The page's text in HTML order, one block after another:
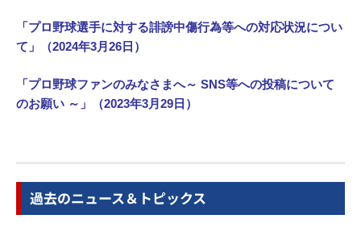
「プロ野球選手に対する誹謗中傷行為等への対応状況につい
て 」（2024年3月26日）
「プロ野球ファンのみなさまへ～ SNS等への投稿について
のお願い ～ 」（2023年3月29日）
過去のニュース＆トピックス